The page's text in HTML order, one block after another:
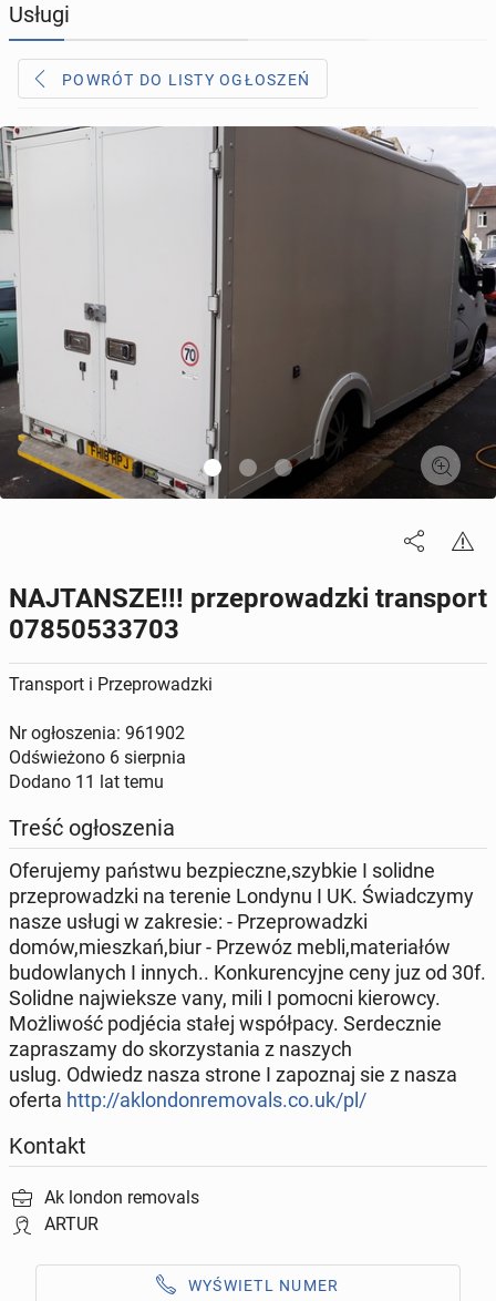
KUPIĘ & SPRZEDAM
TOWARZYSKIE
Usługi
POWRÓT DO LISTY OGŁOSZEŃ
NAJTANSZE!!! przeprowadzki transport
07850533703
Transport i Przeprowadzki
Nr ogłoszenia: 961902
Odświeżono 6 sierpnia
Dodano 11 lat temu
Treść ogłoszenia
Oferujemy państwu bezpieczne,szybkie I solidne
przeprowadzki na terenie Londynu I UK. Świadczymy
nasze usługi w zakresie: - Przeprowadzki
domów,mieszkań,biur - Przewóz mebli,materiałów
budowlanych I innych.. Konkurencyjne ceny juz od 30f.
Solidne najwieksze vany, mili I pomocni kierowcy.
Możliwość podjécia stałej współpacy. Serdecznie
zapraszamy do skorzystania z naszych
uslug. Odwiedz nasza strone I zapoznaj sie z nasza
oferta http://aklondonremovals.co.uk/pl/
Kontakt
Ak london removals
ARTUR
WYŚWIETL NUMER